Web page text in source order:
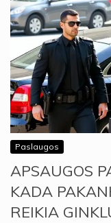
Paslaugos
APSAUGOS
KADA
REIKIA